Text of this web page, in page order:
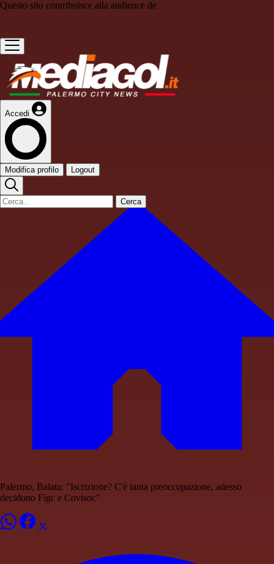
Questo sito contribuisce alla audience de
Accedi
Modifica profilo Logout
Cerca
Palermo, Balata: "Iscrizione? C'è tanta preoccupazione, adesso
decidono Figc e Covisoc"